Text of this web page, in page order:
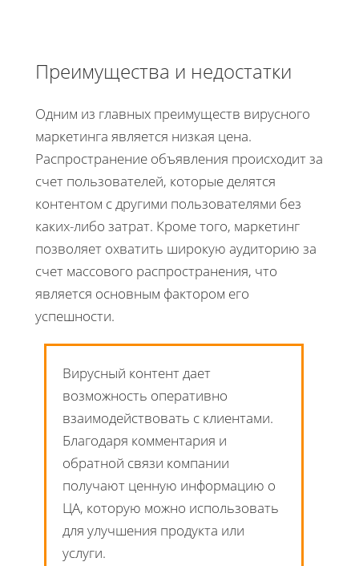
Преимущества и недостатки
Одним из главных преимуществ вирусного
маркетинга является низкая цена.
Распространение объявления происходит за
счет пользователей, которые делятся
контентом с другими пользователями без
каких-либо затрат. Кроме того, маркетинг
позволяет охватить широкую аудиторию за
счет массового распространения, что
является основным фактором его
успешности.
Вирусный контент дает
возможность оперативно
взаимодействовать с клиентами.
Благодаря комментария и
обратной связи компании
получают ценную информацию о
ЦА, которую можно использовать
для улучшения продукта или
услуги.